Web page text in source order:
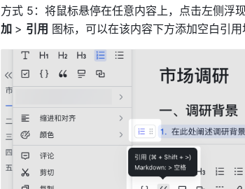
方式 5：将鼠标悬停在任意内容上，点击左侧浮
加 > 引用 图标，可以在该内容下方添加空白引用